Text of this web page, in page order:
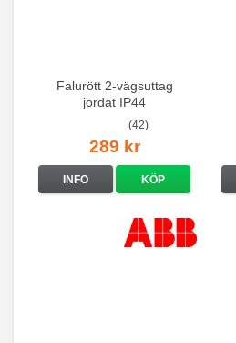
Falurött 2-vägsuttag
jordat IP44
(42)
289 kr
INFO KÖP